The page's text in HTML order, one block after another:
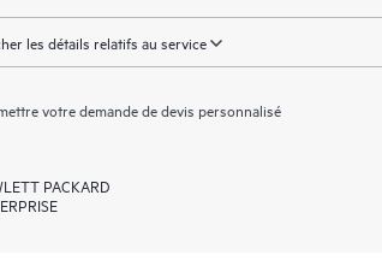
les détails relatifs au service
votre demande de devis personnalisé
PACKARD